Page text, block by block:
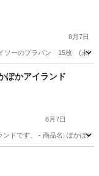
8月7日
ソーのプラバン 15枚 (未
ぽかアイランド
8月7日
ドです。 - 商品名: ぽかぽ